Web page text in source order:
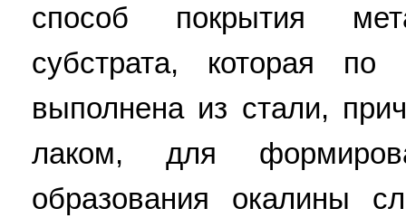
способ покрытия
субстрата, которая
выполнена из стали,
лаком, для
образования окалины